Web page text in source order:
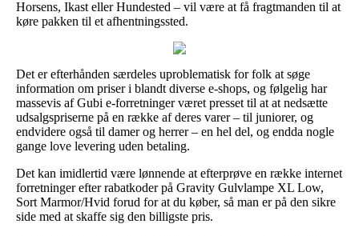
Horsens, Ikast eller Hundested – vil være at få fragtmanden til at
køre pakken til et afhentningssted.
Det er efterhånden særdeles uproblematisk for folk at søge
information om priser i blandt diverse e-shops, og følgelig har
massevis af Gubi e-forretninger været presset til at at nedsætte
udsalgspriserne på en række af deres varer – til juniorer, og
endvidere også til damer og herrer – en hel del, og endda nogle
gange love levering uden betaling.
Det kan imidlertid være lønnende at efterprøve en række internet
forretninger efter rabatkoder på Gravity Gulvlampe XL Low,
Sort Marmor/Hvid forud for at du køber, så man er på den sikre
side med at skaffe sig den billigste pris.